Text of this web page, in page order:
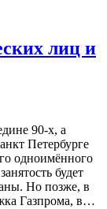
лиц и
90-х, а
Петербурге
одноимённого
будет
Но позже, в
Газпрома, в…